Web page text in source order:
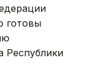
готовы
Республики